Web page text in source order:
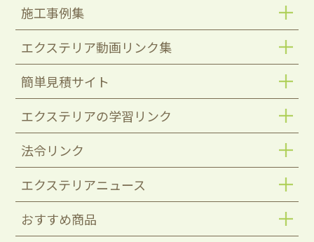
施工事例集
エクステリア動画リンク集
簡単見積サイト
エクステリアの学習リンク
法令リンク
エクステリアニュース
おすすめ商品